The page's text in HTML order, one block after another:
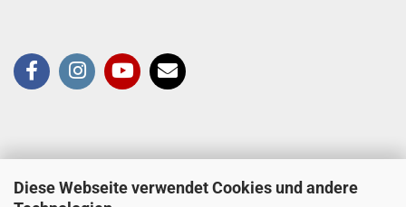
Diese Webseite verwendet Cookies und andere